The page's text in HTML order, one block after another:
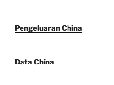
Pengeluaran China
Data China